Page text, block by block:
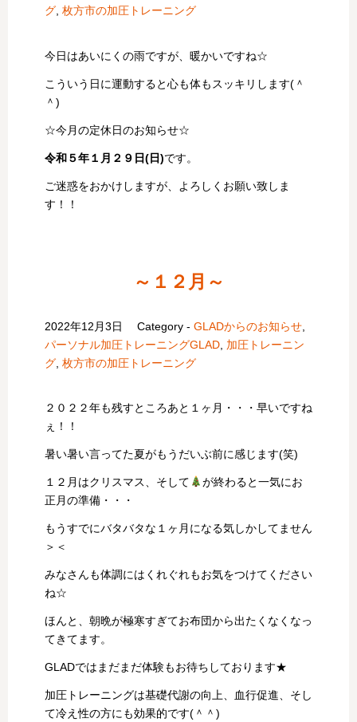
グ 枚方市の加圧トレーニング
今日はあいにくの雨ですが、暖かいですね☆
こういう日に運動すると心も体もスッキリします(＾
＾)
☆今月の定休日のお知らせ☆
令和５年１月２９日(日)です。
ご迷惑をおかけしますが、よろしくお願い致しま
す！！
～１２月～
2022年12月3日 Category -GLADからのお知らせ
パーソナル加圧トレーニングGLAD 加圧トレーニン
グ 枚方市の加圧トレーニング
２０２２年も残すところあと１ヶ月・・・早いですね
ぇ！！
暑い暑い言ってた夏がもうだいぶ前に感じます(笑)
１２月はクリスマス、そして
が終わると一気にお
正月の準備・・・
もうすでにバタバタな１ヶ月になる気しかしてません
＞＜
みなさんも体調にはくれぐれもお気をつけてください
ね☆
ほんと、朝晩が極寒すぎてお布団から出たくなくなっ
てきてます。
GLADではまだまだ体験もお待ちしております★
加圧トレーニングは基礎代謝の向上、血行促進、そし
て冷え性の方にも効果的です(＾＾)